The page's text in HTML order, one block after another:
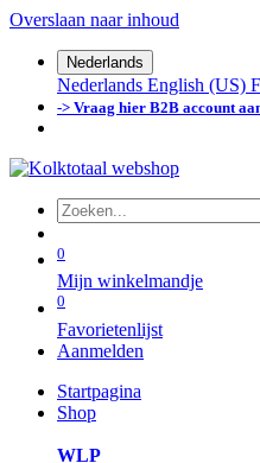
Overslaan naar inhoud
Nederlands
Nederlands English (US)
-> Vraag hier B2B account
0
Mijn winkelmandje
0
Favorietenlijst
Aanmelden
Startpagina
Shop
WLP